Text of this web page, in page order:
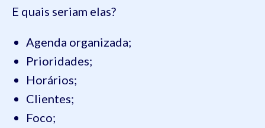
E quais seriam elas?
Agenda organizada;
Prioridades;
Horários;
Clientes;
Foco;